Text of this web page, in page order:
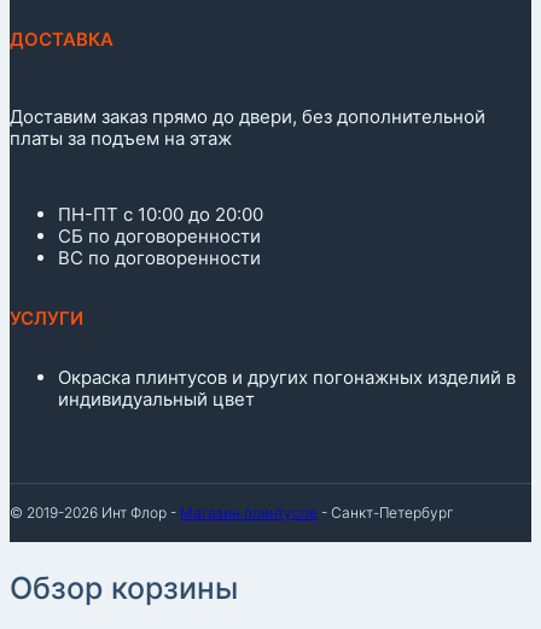
ДОСТАВКА
Доставим заказ прямо до двери, без дополнительной
платы за подъем на этаж
ПН-ПТ с 10:00 до 20:00
СБ по договоренности
ВС по договоренности
УСЛУГИ
Окраска плинтусов и других погонажных изделий в
индивидуальный цвет
© 2019-2026 Инт Флор - Магазин плинтусов - Санкт-Петербург
Обзор корзины